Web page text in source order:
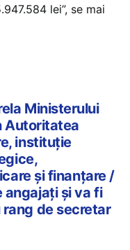
lei”, se mai
Ministerului
Autoritatea
instituție
și finanțare /
angajați și va fi
de secretar